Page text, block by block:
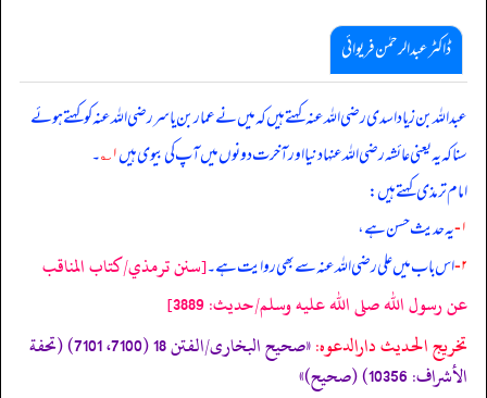
ڈاکٹر عبدالرحمٰن فریوائی
عبداللہ بن زیاد اسدی رضی الله عنہ کہتے ہیں کہمیں نے عمار بن یاسر رضی الله عنہ کو کہتے ہوئے
سنا کہ یہ یعنی عائشہ رضی الله عنہا دنیا اور آخرت دونوں میں آپ کی بیوی ہیں۱؎ ۔
امام ترمذی کہتے ہیں:
۱- یہ حدیث حسن ہے،
۲- اس باب میں علی رضی الله عنہ سے بھی روایت ہے۔[سنن ترمذي/كتاب المناقب
عن رسول الله صلى الله عليه وسلم/حدیث: 3889]
تخریج الحدیث دارالدعوہ:
«صحیح البخاری/الفتن 18 (7100، 7101) (تحفة
الأشراف: 10356) (صحیح)»